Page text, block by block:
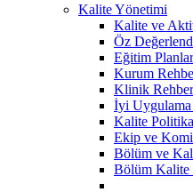
Kalite Yönetimi
Kalite ve
Öz
Eğitim
Kurum
Klinik
İyi
Kalite
Ekip ve
Bölüm ve
Bölüm Kalite